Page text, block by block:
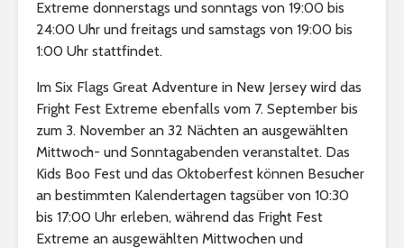
Extreme donnerstags und sonntags von 19:00 bis
24:00 Uhr und freitags und samstags von 19:00 bis
1:00 Uhr stattfindet.
Im Six Flags Great Adventure in New Jersey wird das
Fright Fest Extreme ebenfalls vom 7. September bis
zum 3. November an 32 Nächten an ausgewählten
Mittwoch- und Sonntagabenden veranstaltet. Das
Kids Boo Fest und das Oktoberfest können Besucher
an bestimmten Kalendertagen tagsüber von 10:30
bis 17:00 Uhr erleben, während das Fright Fest
Extreme an ausgewählten Mittwochen und